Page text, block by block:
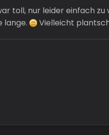
toll, nur leider einfach
lange.
Vielleicht